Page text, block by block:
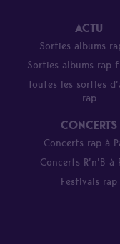
ACTU
Sorties albums
Sorties albums rap
Toutes les sorties
rap
CONCERTS
Concerts rap à
Concerts R’n’B à
Festivals rap